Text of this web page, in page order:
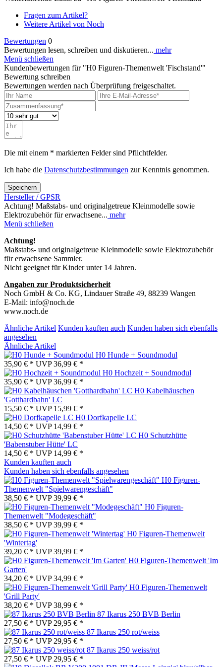
Fragen zum Artikel?
Weitere Artikel von Noch
Bewertungen 0
Bewertungen lesen, schreiben und diskutieren... mehr
Menü schließen
Kundenbewertungen für "H0 Figuren-Themenwelt 'Fischstand'"
Bewertung schreiben
Bewertungen werden nach Überprüfung freigeschaltet.
Die mit einem * markierten Felder sind Pflichtfelder.
Ich habe die Datenschutzbestimmungen zur Kenntnis genommen.
Speichern
Hersteller / GPSR
Achtung! Maßstabs- und originalgetreue Kleinmodelle sowie
Elektrozubehör für erwachsene... mehr
Menü schließen
Achtung!
Maßstabs- und originalgetreue Kleinmodelle sowie Elektrozubehör
für erwachsene Sammler.
Nicht geeignet für Kinder unter 14 Jahren.
Angaben zur Produktsicherheit
Noch GmbH & Co. KG, Lindauer Straße 49, 88239 Wangen
E-Mail: info@noch.de
www.noch.de
Ähnliche Artikel Kunden kauften auch Kunden haben sich ebenfalls
angesehen
Ähnliche Artikel
H0 Hunde + Soundmodul
35,90 € * UVP36,99 € *
H0 Hochzeit + Soundmodul
35,90 € * UVP36,99 € *
H0 Kabelhäuschen
'Gotthardbahn' LC
15,50 € * UVP 15,99 € *
H0 Dorfkapelle LC
14,50 € * UVP 14,99 € *
H0 Schutzhütte
'Babenstuber Hütte' LC
14,50 € * UVP 14,99 € *
Kunden kauften auch
Kunden haben sich ebenfalls angesehen
H0 Figuren-
Themenwelt "Spielwarengeschäft"
38,50 € * UVP39,99 € *
H0 Figuren-
Themenwelt "Modegeschäft"
38,50 € * UVP39,99 € *
H0 Figuren-Themenwelt
'Wintertag'
39,20 € * UVP39,99 € *
H0 Figuren-Themenwelt 'Im
Garten'
34,20 € * UVP34,99 € *
H0 Figuren-Themenwelt
'Grill Party'
38,20 € * UVP38,99 € *
87 Ikarus 250 BVB Berlin
27,50 € * UVP 29,95 € *
87 Ikarus 250 rot/weiss
27,50 € * UVP 29,95 € *
87 Ikarus 250 weiss/rot
27,50 € * UVP 29,95 € *